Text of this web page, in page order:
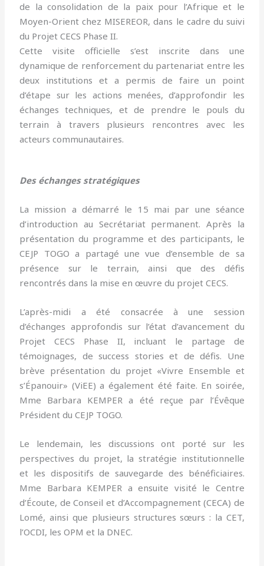
de la consolidation de la paix pour l’Afrique et le
Moyen-Orient chez MISEREOR, dans le cadre du suivi
du Projet CECS Phase II.
Cette visite officielle s’est inscrite dans une
dynamique de renforcement du partenariat entre les
deux institutions et a permis de faire un point
d’étape sur les actions menées, d’approfondir les
échanges techniques, et de prendre le pouls du
terrain à travers plusieurs rencontres avec les
acteurs communautaires.
Des échanges stratégiques
La mission a démarré le 15 mai par une séance
d’introduction au Secrétariat permanent. Après la
présentation du programme et des participants, le
CEJP TOGO a partagé une vue d’ensemble de sa
présence sur le terrain, ainsi que des défis
rencontrés dans la mise en œuvre du projet CECS.
L’après-midi a été consacrée à une session
d’échanges approfondis sur l’état d’avancement du
Projet CECS Phase II, incluant le partage de
témoignages, de success stories et de défis. Une
brève présentation du projet «Vivre Ensemble et
s’Épanouir» (ViEE) a également été faite. En soirée,
Mme Barbara KEMPER a été reçue par l’Évêque
Président du CEJP TOGO.
Le lendemain, les discussions ont porté sur les
perspectives du projet, la stratégie institutionnelle
et les dispositifs de sauvegarde des bénéficiaires.
Mme Barbara KEMPER a ensuite visité le Centre
d’Écoute, de Conseil et d’Accompagnement (CECA) de
Lomé, ainsi que plusieurs structures sœurs : la CET,
l’OCDI, les OPM et la DNEC.